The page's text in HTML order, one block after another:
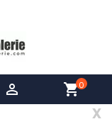
 shopping_cart0
x